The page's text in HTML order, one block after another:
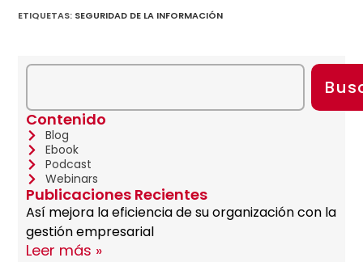
ETIQUETAS: SEGURIDAD DE LA INFORMACIÓN
Contenido
Blog
Ebook
Podcast
Webinars
Publicaciones Recientes
Así mejora la eficiencia de su organización con la
gestión empresarial
Leer más »